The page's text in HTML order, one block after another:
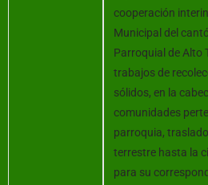
cooperación
Municipal del
Parroquial de Alto
trabajos de
sólidos, en la
comunidades
parroquia,
terrestre hasta la
para su